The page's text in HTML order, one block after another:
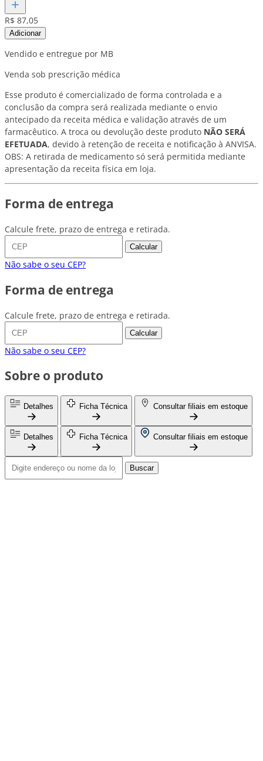
R$ 87,05
Adicionar
Vendido e entregue por MB
Venda sob prescrição médica
Esse produto é comercializado de forma controlada e a
conclusão da compra será realizada mediante o envio
antecipado da receita médica e validação através de um
farmacêutico. A troca ou devolução deste produto NÃO SERÁ
EFETUADA, devido à retenção de receita e notificação à ANVISA.
OBS: A retirada de medicamento só será permitida mediante
apresentação da receita física em loja.
Forma de entrega
Calcule frete, prazo de entrega e retirada.
Calcular
Não sabe o seu CEP?
Forma de entrega
Calcule frete, prazo de entrega e retirada.
Calcular
Não sabe o seu CEP?
Sobre o produto
Detalhes Ficha Técnica Consultar filiais em estoque
Detalhes Ficha Técnica Consultar filiais em estoque
Buscar